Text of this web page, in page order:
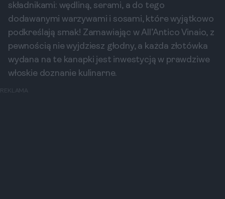
składnikami: wędliną, serami, a do tego
dodawanymi warzywami i sosami, które wyjątkowo
podkreślają smak! Zamawiając w All’Antico Vinaio, z
pewnością nie wyjdziesz głodny, a każda złotówka
wydana na te kanapki jest inwestycją w prawdziwe
włoskie doznanie kulinarne.
REKLAMA